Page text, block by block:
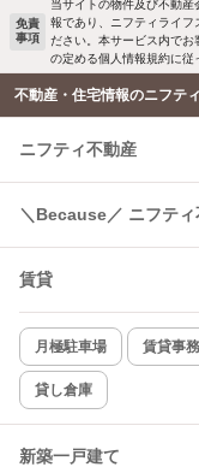
洗濯機置場あり
エアコンあり
温水洗浄便座
コンロ2口以上
新着のみ
該当件数:
10
免責
事項
当サイトの物件及び不動
報であり、ニフティライフ
ださい。本サービス内で
の定める個人情報規約に従
不動産・住宅情報のニフテ
ニフティ不動産
＼Because／ ニフティ
賃貸
月極駐車場 賃貸事
貸し倉庫
新築一戸建て